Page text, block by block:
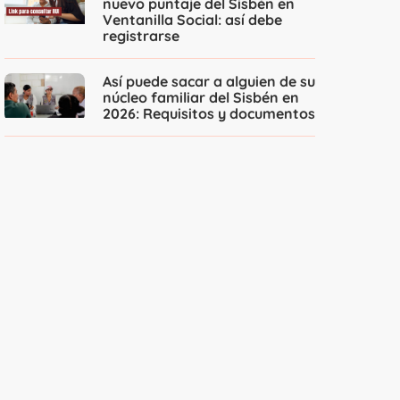
Ventanilla Social: así debe
registrarse
Así puede sacar a alguien de su
núcleo familiar del Sisbén en
2026: Requisitos y documentos